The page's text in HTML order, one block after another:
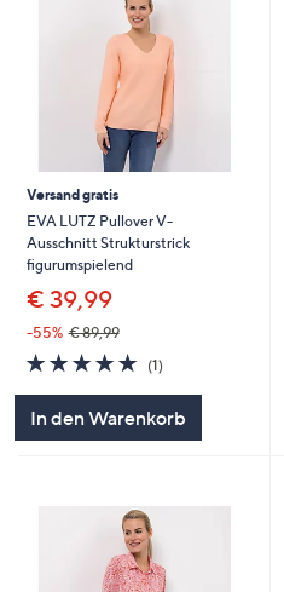
Versand gratis
EVA LUTZ Pullover V-
Ausschnitt Strukturstrick
figurumspielend
€ 39,99
-55% € 89,99
5.0
von
(1)1
In den Warenkorb